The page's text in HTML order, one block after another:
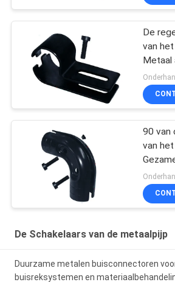
De
van
90 van
van
voor
De Schakelaars van de metaalpijp
Duurzame metalen buisconnectoren
buisreksystemen en